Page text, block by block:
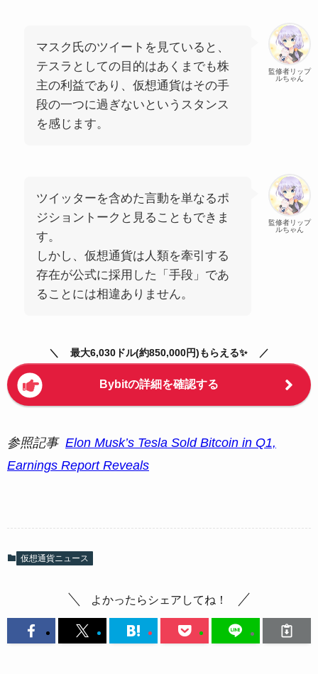
監修者リップ
ルちゃん
マスク氏のツイートを見ていると、
テスラとしての目的はあくまでも株
主の利益であり、仮想通貨はその手
段の一つに過ぎないというスタンス
を感じます。
監修者リップ
ルちゃん
ツイッターを含めた言動を単なるポ
ジショントークと見ることもできま
す。
しかし、仮想通貨は人類を牽引する
存在が公式に採用した「手段」であ
ることには相違ありません。
最大6,030ドル(約850,000円)もらえる✨
Bybitの詳細を確認する
参照記事 Elon Musk’s Tesla Sold Bitcoin in Q1,
Earnings Report Reveals
仮想通貨ニュース
よかったらシェアしてね！